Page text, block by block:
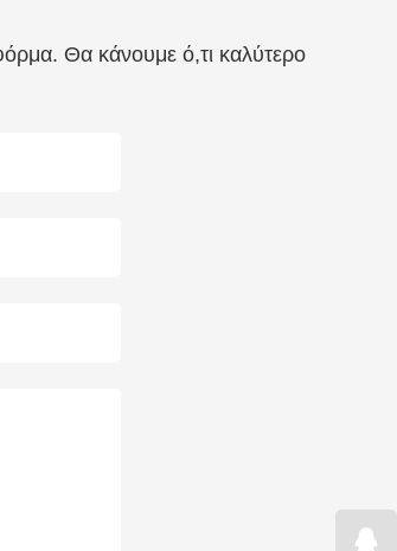
Θα κάνουμε ό,τι καλύτερο